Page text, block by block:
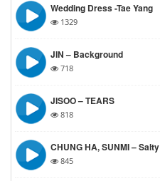
Wedding Dress -Tae Yang
1329
JIN – Background
718
JISOO – TEARS
818
CHUNG HA, SUNMI – Salty
845